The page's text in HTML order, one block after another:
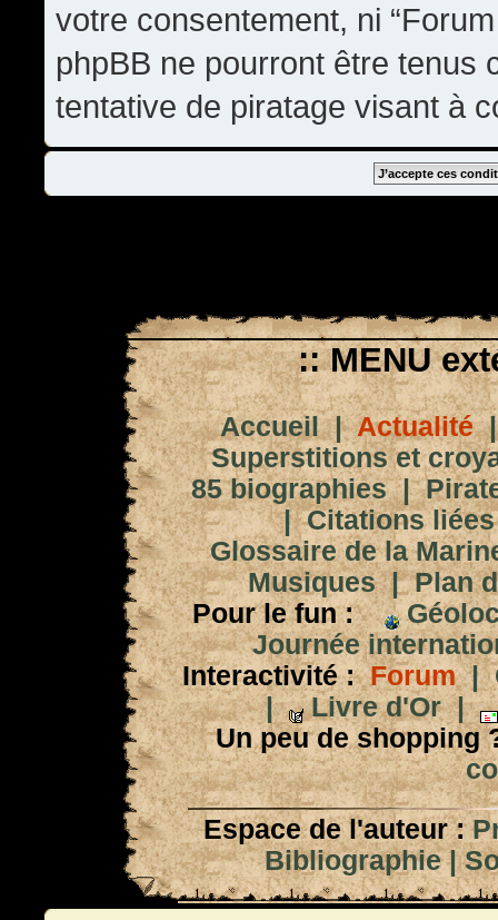
votre consentement, ni
phpBB ne pourront être tenus
tentative de piratage visant à
:: MENU
Accueil|Actualité
Superstitions et
85 biographies|
|Citations
Glossaire de la
Musiques|Plan
Pour le fun :
Journée
Interactivité : Forum|
|
Livre d'Or|
Un peu de shopping
Espace de l'auteur :
Bibliographie|